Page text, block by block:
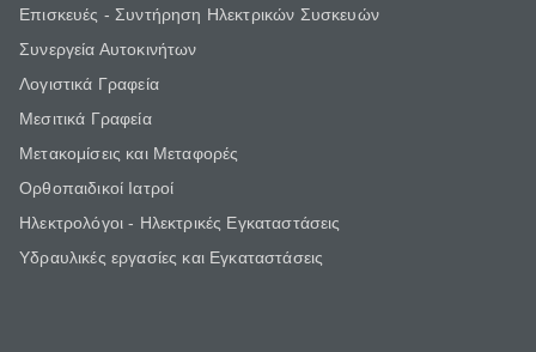
Επισκευές - Συντήρηση Ηλεκτρικών Συσκευών
Συνεργεία Αυτοκινήτων
Λογιστικά Γραφεία
Μεσιτικά Γραφεία
Μετακομίσεις και Μεταφορές
Ορθοπαιδικοί Ιατροί
Ηλεκτρολόγοι - Ηλεκτρικές Εγκαταστάσεις
Υδραυλικές εργασίες και Εγκαταστάσεις